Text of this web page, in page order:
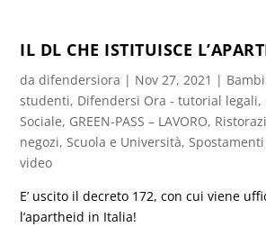
IL DL CHE ISTITUISCE
dadifendersiora | Nov 27, 2021 |
studenti, Difendersi Ora - tutorial legali,
Sociale, GREEN-PASS – LAVORO,
negozi, Scuola e Università,
video
E’ uscito il decreto 172, con cui viene
l’apartheid in Italia!